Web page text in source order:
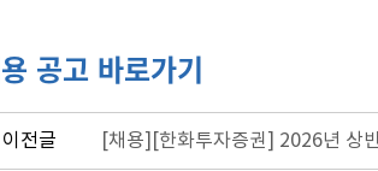
공고 바로가기
이전글 [채용][한화투자증권] 2026년 상